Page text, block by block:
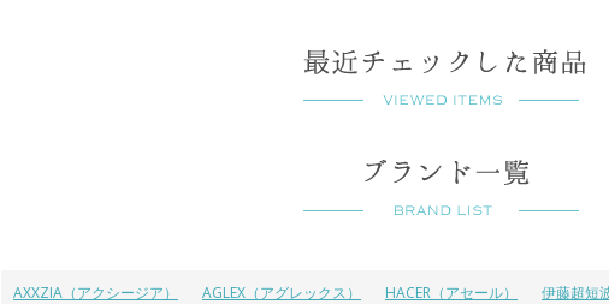
AXXZIA（アクシージア） AGLEX（アグレックス） HACER（アセール）
伊藤超短